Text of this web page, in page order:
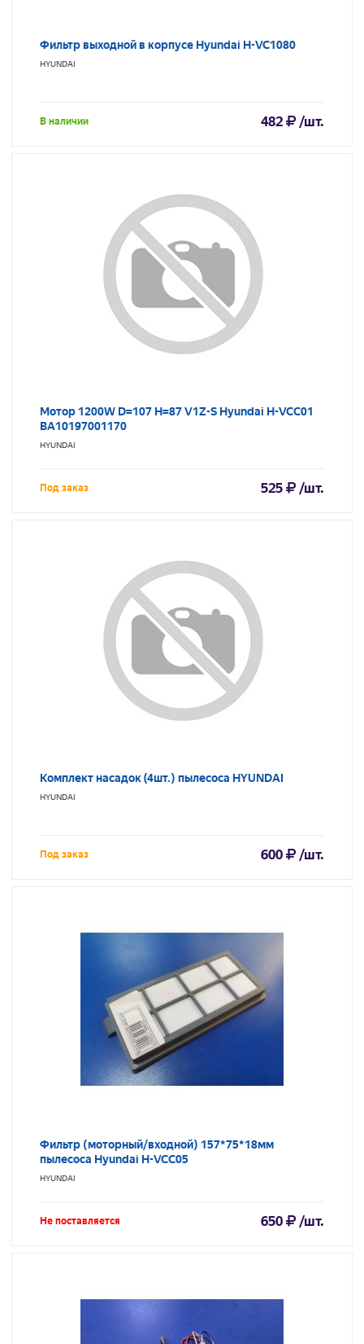
Фильтр выходной в корпусе Hyundai H-VC1080
HYUNDAI
В наличии 482 /шт.
Мотор 1200W D=107 H=87 V1Z-S Hyundai H-VCC01
BA10197001170
HYUNDAI
Под заказ 525 /шт.
Комплект насадок (4шт.) пылесоса HYUNDAI
HYUNDAI
Под заказ 600 /шт.
Фильтр (моторный/входной) 157*75*18мм
пылесоса Hyundai H-VCC05
HYUNDAI
Не поставляется 650 /шт.